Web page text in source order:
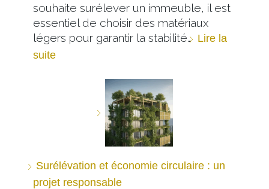
souhaite surélever un immeuble, il est
essentiel de choisir des matériaux
légers pour garantir la stabilité… Lire la
suite
Surélévation et économie circulaire : un
projet responsable